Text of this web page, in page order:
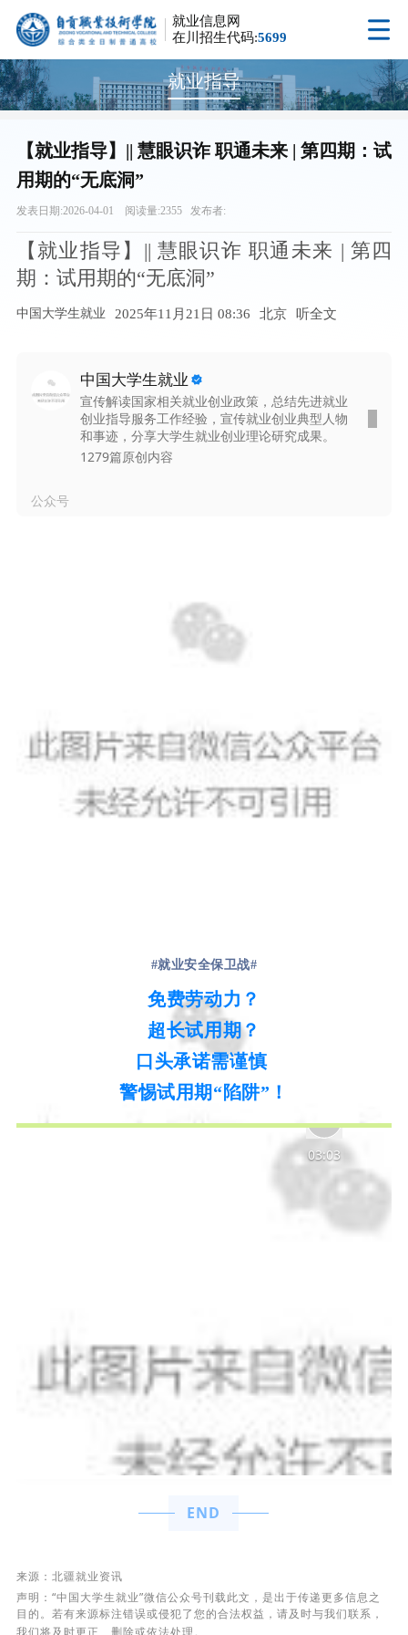
就业信息网
在川招生代码:5699
就业指导
【就业指导】|| 慧眼识诈 职通未来 | 第四期：试
用期的“无底洞”
发表日期:2026-04-01 阅读量:2355 发布者:
【就业指导】|| 慧眼识诈 职通未来 | 第四
期：试用期的“无底洞”
中国大学生就业 2025年11月21日 08:36 北京 听全文
中国大学生就业
宣传解读国家相关就业创业政策，总结先进就业
创业指导服务工作经验，宣传就业创业典型人物
和事迹，分享大学生就业创业理论研究成果。
1279篇原创内容
公众号
#就业安全保卫战#
免费劳动力？
超长试用期？
口头承诺需谨慎
警惕试用期“陷阱”！
03:03
END
来源 ： 北疆就业资讯
声明：“中国大学生就业”微信公众号刊载此文，是出于传递更多信息之
目的。若有来源标注错误或侵犯了您的合法权益，请及时与我们联系，